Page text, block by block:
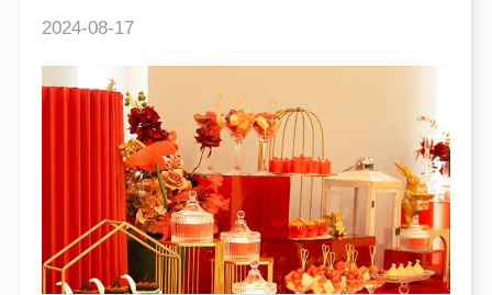
2024-08-17